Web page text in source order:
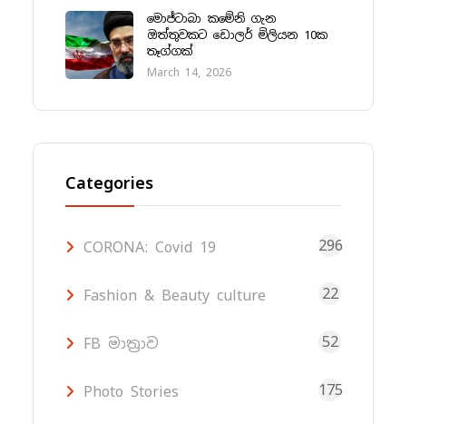
මොජ්ටාබා කමේනි ගැන
ඔත්තුවකට ඩොලර් මිලියන 10ක
තෑග්ගක්
March 14, 2026
Categories
CORONA: Covid 19 296
Fashion & Beauty culture 22
FB මාත්‍රාව 52
Photo Stories 175